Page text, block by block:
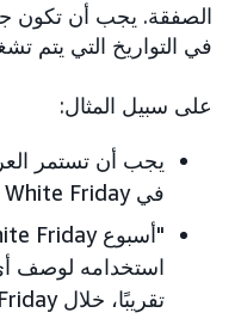
الصفقة. يجب أن تكون
في التواريخ التي يتم
على سبيل المثال:
يجب أن تستمر
في White Friday فقط" لمدة 24 ساعة فقط.
استخدامه لوصف
تقريبًا، خلال White Friday (17 إلى 28 نوفمبر).